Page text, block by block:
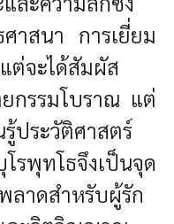
าสนา การเยี่ยม
ต่จะได้สัมผัส
กรรมโบราณ แต่
รู้ประวัติศาสตร์
รพุทโธจึงเป็นจุด
ลาดสำหรับผู้รัก